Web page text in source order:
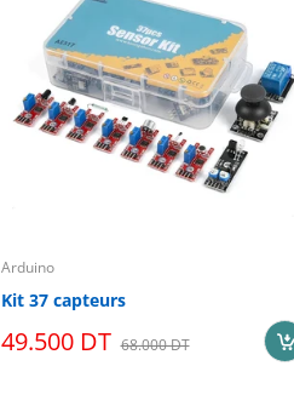
Arduino
Kit 37 capteurs
49.500 DT 68.000 DT